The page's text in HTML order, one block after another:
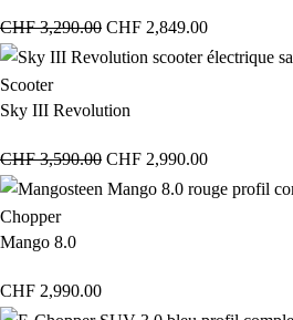
CHF3,290.00 CHF 2,849.00
Scooter
Sky III Revolution
CHF3,590.00 CHF 2,990.00
Chopper
Mango 8.0
CHF 2,990.00